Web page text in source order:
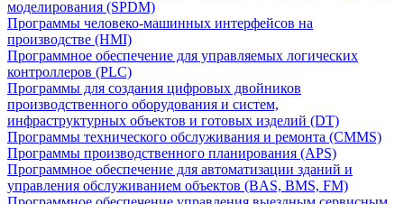
моделирования (SPDM)
Программы человеко-машинных интерфейсов на
производстве (HMI)
Программное обеспечение для управляемых логических
контроллеров (PLC)
Программы для создания цифровых двойников
производственного оборудования и систем,
инфраструктурных объектов и готовых изделий (DT)
Программы технического обслуживания и ремонта (CMMS)
Программы производственного планирования (APS)
Программное обеспечение для автоматизации зданий и
управления обслуживанием объектов (BAS, BMS, FM)